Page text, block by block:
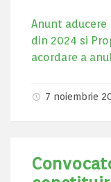
Anunt
din 2024 si
acordare a
7 noiembrie